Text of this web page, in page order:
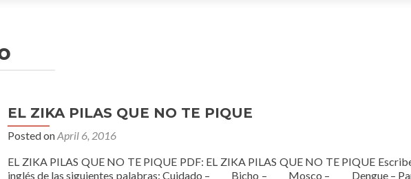
EL ZIKA PILAS QUE NO TE PIQUE
Posted onApril 6, 2016
EL ZIKA PILAS QUE NO TE PIQUE PDF: EL ZIKA PILAS QUE NO TE PIQUE
inglés de las siguientes palabras: Cuidado – Bicho – Mosco – Dengue –